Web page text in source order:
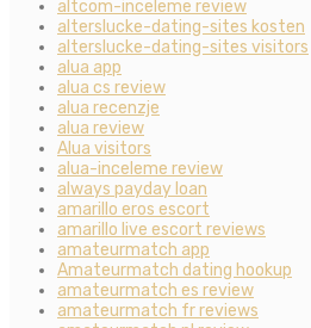
altcom-inceleme review
alterslucke-dating-sites kosten
alterslucke-dating-sites visitors
alua app
alua cs review
alua recenzje
alua review
Alua visitors
alua-inceleme review
always payday loan
amarillo eros escort
amarillo live escort reviews
amateurmatch app
Amateurmatch dating hookup
amateurmatch es review
amateurmatch fr reviews